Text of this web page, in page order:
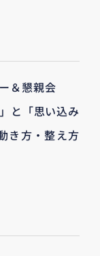
＆懇親会
と「思い込み
き方・整え方